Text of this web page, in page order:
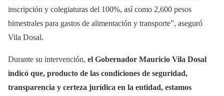
inscripción y colegiaturas del 100%, así como 2,600 pesos
bimestrales para gastos de alimentación y transporte”, aseguró
Vila Dosal.
Durante su intervención, el Gobernador Mauricio Vila Dosal
indicó que, producto de las condiciones de seguridad,
transparencia y certeza jurídica en la entidad, estamos